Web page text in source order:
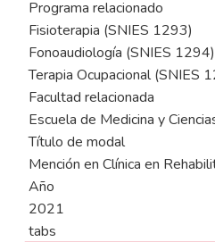
Programa relacionado
Fisioterapia (SNIES 1293)
Fonoaudiología (SNIES 1294)
Terapia Ocupacional (SNIES
Facultad relacionada
Escuela de Medicina y
Título de modal
Mención en Clínica en
Año
2021
tabs